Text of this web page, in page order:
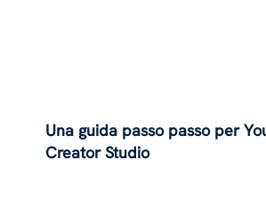
Una guida passo passo per
Creator Studio